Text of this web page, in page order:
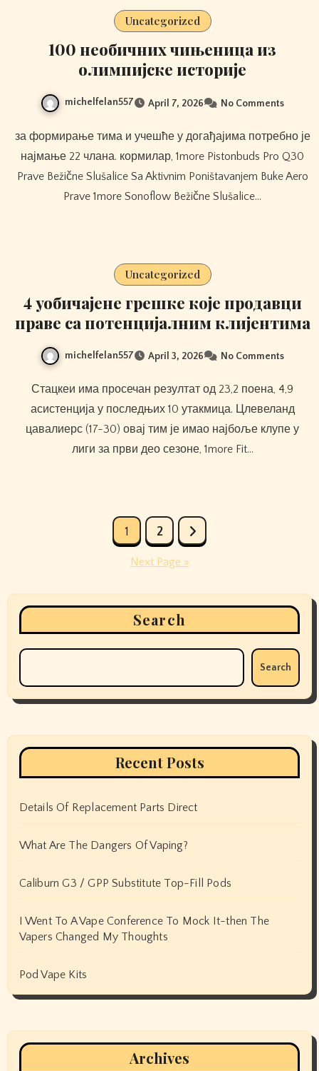
Uncategorized
100 необичних чињеница из
олимпијске историје
michelfelan557 April 7, 2026 No Comments
за формирање тима и учешће у догађајима потребно је
најмање 22 члана. кормилар, 1more Pistonbuds Pro Q30
Prave Bežične Slušalice Sa Aktivnim Poništavanjem Buke Aero
Prave 1more Sonoflow Bežične Slušalice…
Uncategorized
4 уобичајене грешке које продавци
праве са потенцијалним клијентима
michelfelan557 April 3, 2026 No Comments
Стацкеи има просечан резултат од 23,2 поена, 4,9
асистенција у последњих 10 утакмица. Цлевеланд
цавалиерс (17-30) овај тим је имао најбоље клупе у
лиги за први део сезоне, 1more Fit…
1 2
Next Page »
Search
Search
Recent Posts
Details Of Replacement Parts Direct
What Are The Dangers Of Vaping?
Caliburn G3 / GPP Substitute Top-Fill Pods
I Went To A Vape Conference To Mock It-then The
Vapers Changed My Thoughts
Pod Vape Kits
Archives